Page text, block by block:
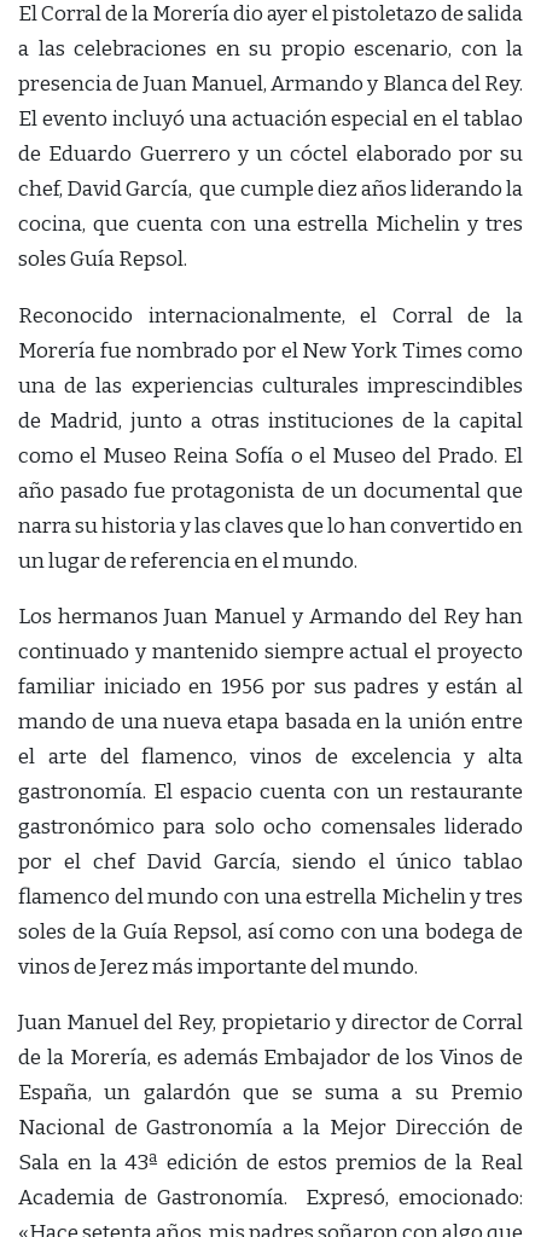
El Corral de la Morería dio ayer el pistoletazo de salida
a las celebraciones en su propio escenario, con la
presencia de Juan Manuel, Armando y Blanca del Rey.
El evento incluyó una actuación especial en el tablao
de Eduardo Guerrero y un cóctel elaborado por su
chef, David García, que cumple diez años liderando la
cocina, que cuenta con una estrella Michelin y tres
soles Guía Repsol.
Reconocido internacionalmente, el Corral de la
Morería fue nombrado por el New York Times como
una de las experiencias culturales imprescindibles
de Madrid, junto a otras instituciones de la capital
como el Museo Reina Sofía o el Museo del Prado. El
año pasado fue protagonista de un documental que
narra su historia y las claves que lo han convertido en
un lugar de referencia en el mundo.
Los hermanos Juan Manuel y Armando del Rey han
continuado y mantenido siempre actual el proyecto
familiar iniciado en 1956 por sus padres y están al
mando de una nueva etapa basada en la unión entre
el arte del flamenco, vinos de excelencia y alta
gastronomía. El espacio cuenta con un restaurante
gastronómico para solo ocho comensales liderado
por el chef David García, siendo el único tablao
flamenco del mundo con una estrella Michelin y tres
soles de la Guía Repsol, así como con una bodega de
vinos de Jerez más importante del mundo.
Juan Manuel del Rey, propietario y director de Corral
de la Morería, es además Embajador de los Vinos de
España, un galardón que se suma a su Premio
Nacional de Gastronomía a la Mejor Dirección de
Sala en la 43ª edición de estos premios de la Real
Academia de Gastronomía. Expresó, emocionado: